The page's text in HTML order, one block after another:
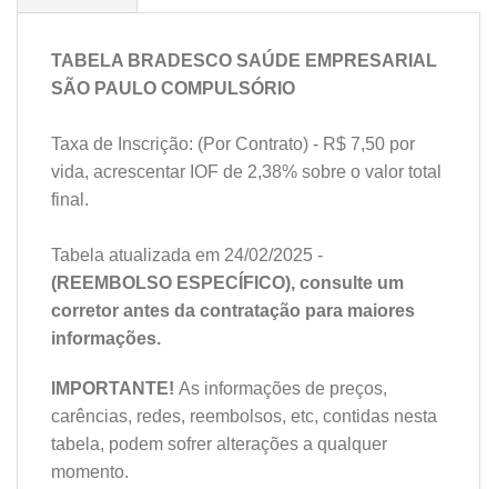
TABELA BRADESCO SAÚDE EMPRESARIAL
SÃO PAULO COMPULSÓRIO
Taxa de Inscrição: (Por Contrato) - R$ 7,50 por
vida, acrescentar IOF de 2,38% sobre o valor total
final.
Tabela atualizada em 24/02/2025 -
(REEMBOLSO ESPECÍFICO), consulte um
corretor antes da contratação para maiores
informações.
IMPORTANTE! As informações de preços,
carências, redes, reembolsos, etc, contidas nesta
tabela, podem sofrer alterações a qualquer
momento.